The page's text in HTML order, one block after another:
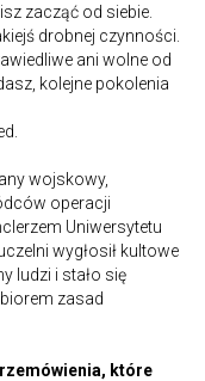
zacząć od siebie.
drobnej czynności.
ani wolne od
kolejne pokolenia
wojskowy,
operacji
Uniwersytetu
wygłosił kultowe
ludzi i stało się
zasad
które